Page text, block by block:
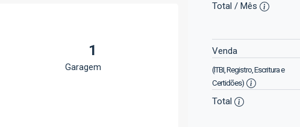
1
Garagem
Total / Mês
Venda
(ITBI, Registro, Escritura e
Certidões)
Total